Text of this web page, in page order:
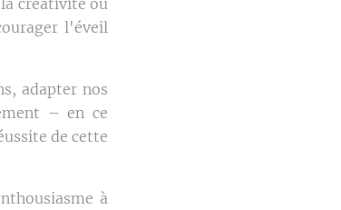
l'éveil
adapter nos
– en ce
de cette
à